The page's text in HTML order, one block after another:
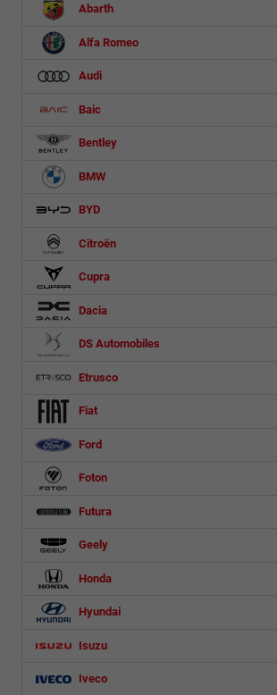
Abarth
Alfa Romeo
Audi
Baic
Bentley
BMW
BYD
Citroën
Cupra
Dacia
DS Automobiles
Etrusco
Fiat
Ford
Foton
Futura
Geely
Honda
Hyundai
Isuzu
Iveco